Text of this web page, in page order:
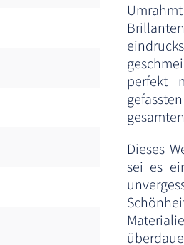
perfekt
Dieses
sei es